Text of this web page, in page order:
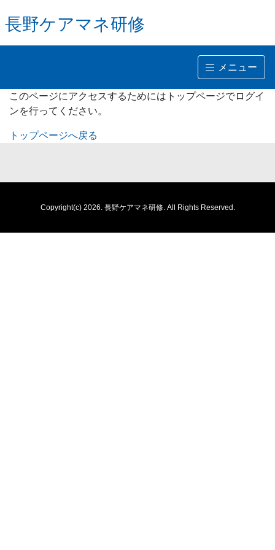
長野ケアマネ研修
メニュー
このページにアクセスするためにはトップページでログイ
ンを行ってください。
トップページへ戻る
Copyright(c) 2026. 長野ケアマネ研修. All Rights Reserved.